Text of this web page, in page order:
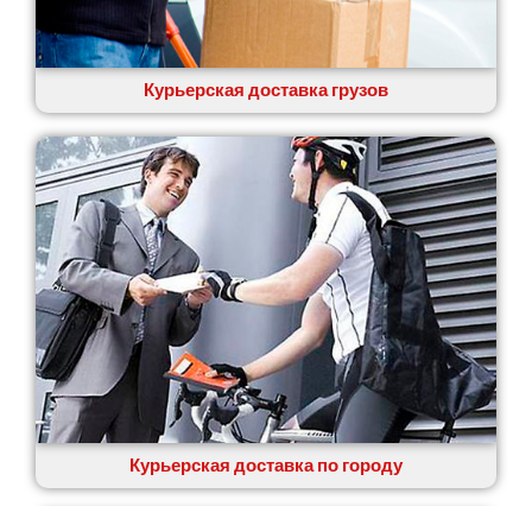
Курьерская доставка грузов
Курьерская доставка по городу